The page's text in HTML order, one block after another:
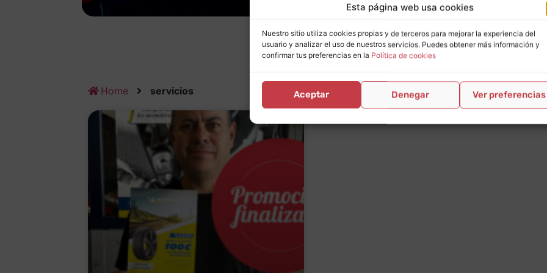
Esta página web usa cookies
Nuestro sitio utiliza cookies propias y de terceros para mejorar la experiencia del
usuario y analizar el uso de nuestros servicios. Puedes obtener más información y
confirmar tus preferencias en la Política de cookies
Aceptar Denegar Ver preferencias
Home servicios